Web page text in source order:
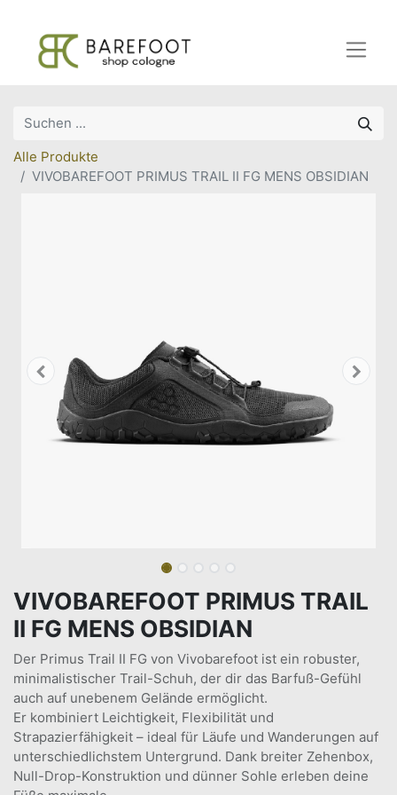
Alle Produkte
VIVOBAREFOOT PRIMUS TRAIL II FG MENS OBSIDIAN
VIVOBAREFOOT PRIMUS TRAIL
II FG MENS OBSIDIAN
Der Primus Trail II FG von Vivobarefoot ist ein robuster,
minimalistischer Trail-Schuh, der dir das Barfuß-Gefühl
auch auf unebenem Gelände ermöglicht.
Er kombiniert Leichtigkeit, Flexibilität und
Strapazierfähigkeit – ideal für Läufe und Wanderungen auf
unterschiedlichstem Untergrund. Dank breiter Zehenbox,
Null-Drop-Konstruktion und dünner Sohle erleben deine